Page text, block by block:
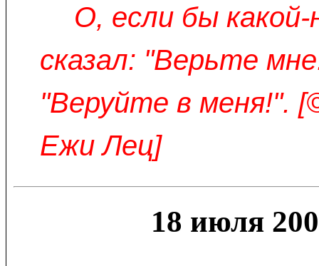
О, если бы какой-
сказал: "Верьте
"Веруйте в меня!".
Ежи Лец]
18 июля